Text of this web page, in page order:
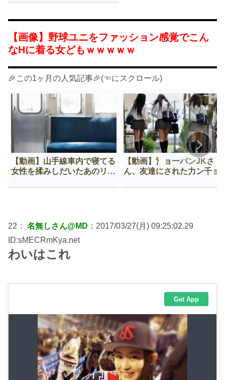
【画像】野球ユニをファッション感覚でこん
なHに着る女どもｗｗｗｗｗ
🎉この1ヶ月の人気記事🎉(☜にスクロール)
【動画】山手線車内で寝てる
女性を揉みしだいたあのリー
【動画】氵ョ一パンJKさ
ん、友達にされた力ン千ョ
22： 名無しさん@MD ：2017/03/27(月) 09:25:02.29
ID:sMECRmKya.net
わいはこれ